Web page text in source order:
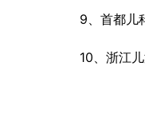
9、首都儿
10、浙江